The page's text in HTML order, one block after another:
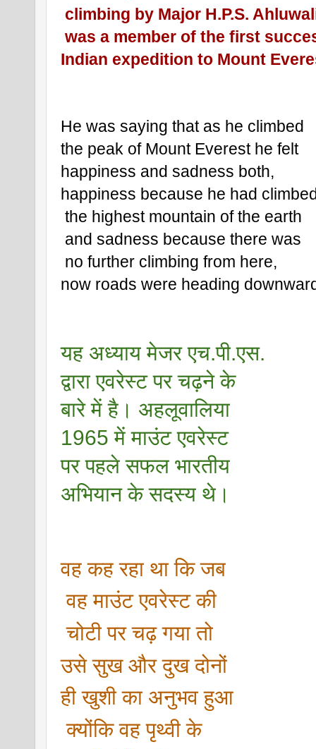
climbing by Major H.P.S.
was a member of the first
Indian expedition to Mount
He was saying that as he climbed
the peak of Mount Everest he felt
happiness and sadness both,
happiness because he had
the highest mountain of the earth
and sadness because there was
no further climbing from here,
now roads were heading
यह अध्याय मेजर एच.पी.एस.
द्वारा एवरेस्ट पर चढ़ने के
बारे में है। अहलूवालिया
1965 में माउंट एवरेस्ट
पर पहले सफल भारतीय
अभियान के सदस्य थे।
वह कह रहा था कि जब
वह माउंट एवरेस्ट की
चोटी पर चढ़ गया तो
उसे सुख और दुख दोनों
ही खुशी का अनुभव हुआ
क्योंकि वह पृथ्वी के